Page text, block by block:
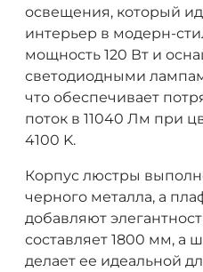
освещения, который
интерьер в модерн-
мощность 120 Вт и
светодиодными
что обеспечивает
поток в 11040 Лм при
4100 K.
Корпус люстры
черного металла, а
добавляют
составляет 1800 мм, а
делает ее идеальной